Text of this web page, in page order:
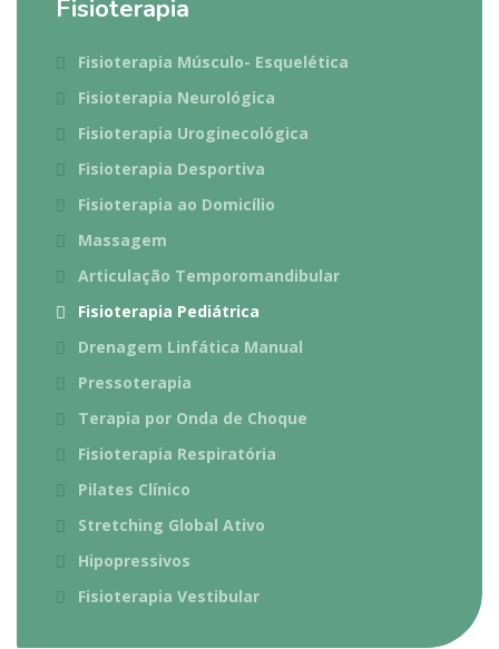
Fisioterapia
Fisioterapia Músculo- Esquelética
Fisioterapia Neurológica
Fisioterapia Uroginecológica
Fisioterapia Desportiva
Fisioterapia ao Domicílio
Massagem
Articulação Temporomandibular
Fisioterapia Pediátrica
Drenagem Linfática Manual
Pressoterapia
Terapia por Onda de Choque
Fisioterapia Respiratória
Pilates Clínico
Stretching Global Ativo
Hipopressivos
Fisioterapia Vestibular